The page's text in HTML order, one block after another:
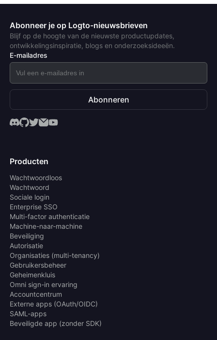
Abonneer je op Logto-nieuwsbrieven
Blijf op de hoogte van de nieuwste productupdates,
ontwikkelingsinspiratie, blogs en onderzoeksideeën.
E-mailadres
Abonneren
Producten
Wachtwoordloos
Wachtwoord
Sociale login
Enterprise SSO
Multi-factor authenticatie
Machine-naar-machine
Beveiliging
Autorisatie
Organisaties (multi-tenancy)
Gebruikersbeheer
Geheimenkluis
Omni sign-in ervaring
Accountcentrum
Externe apps (OAuth/OIDC)
SAML-apps
Beveiligde app (zonder SDK)